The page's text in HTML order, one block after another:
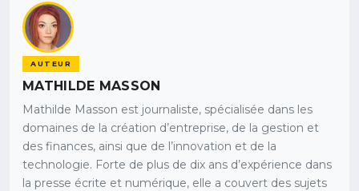
AUTEUR
MATHILDE MASSON
Mathilde Masson est journaliste, spécialisée dans les
domaines de la création d’entreprise, de la gestion et
des finances, ainsi que de l’innovation et de la
technologie. Forte de plus de dix ans d’expérience dans
la presse écrite et numérique, elle a couvert des sujets